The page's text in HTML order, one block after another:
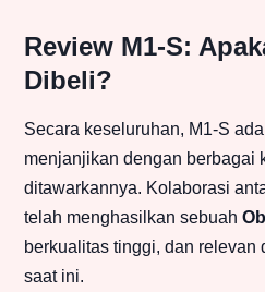
Review M1-S:
Dibeli?
Secara keseluruhan, M1-S
menjanjikan dengan berbagai
ditawarkannya. Kolaborasi
telah menghasilkan sebuah
berkualitas tinggi, dan relevan
saat ini.